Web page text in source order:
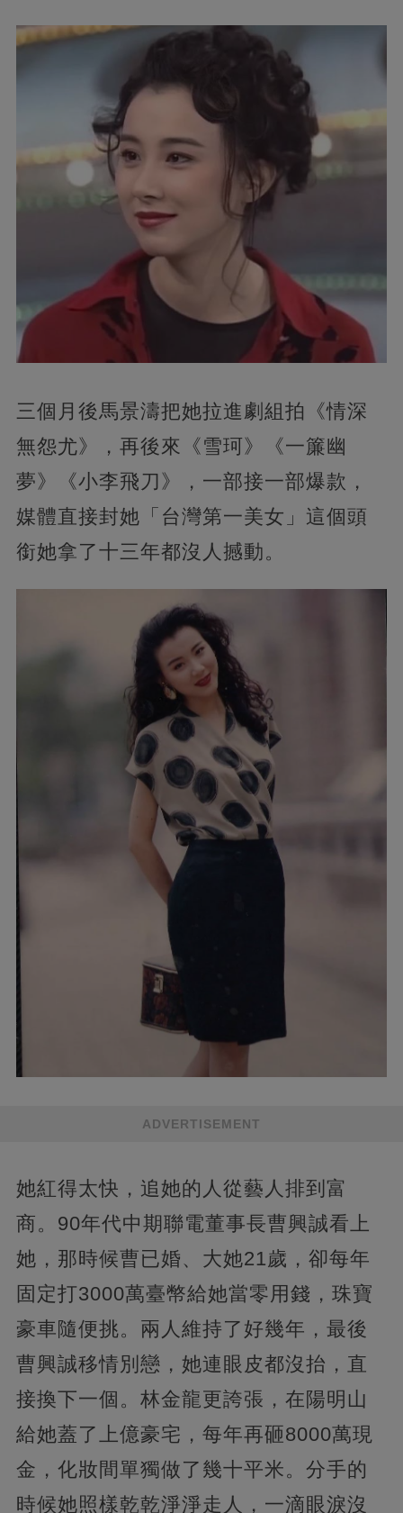
三個月後馬景濤把她拉進劇組拍《情深
無怨尤》，再後來《雪珂》《一簾幽
夢》《小李飛刀》，一部接一部爆款，
媒體直接封她「台灣第一美女」這個頭
銜她拿了十三年都沒人撼動。
ADVERTISEMENT
她紅得太快，追她的人從藝人排到富
商。90年代中期聯電董事長曹興誠看上
她，那時候曹已婚、大她21歲，卻每年
固定打3000萬臺幣給她當零用錢，珠寶
豪車隨便挑。兩人維持了好幾年，最後
曹興誠移情別戀，她連眼皮都沒抬，直
接換下一個。林金龍更誇張，在陽明山
給她蓋了上億豪宅，每年再砸8000萬現
金，化妝間單獨做了幾十平米。分手的
時候她照樣乾乾淨淨走人，一滴眼淚沒